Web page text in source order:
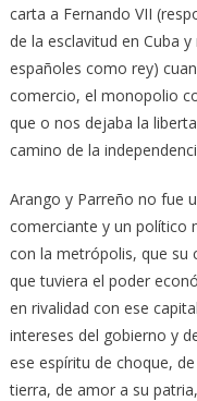
carta a Fernando VII
de la esclavitud en Cuba
españoles como rey)
comercio, el monopolio
que o nos dejaba la
camino de la
Arango y Parreño no fue
comerciante y un político
con la metrópolis, que su
que tuviera el poder
en rivalidad con ese
intereses del gobierno y
ese espíritu de choque,
tierra, de amor a su